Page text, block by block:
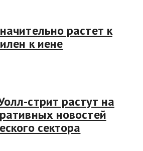
растет к
к иене
стрит растут на
новостей
сектора